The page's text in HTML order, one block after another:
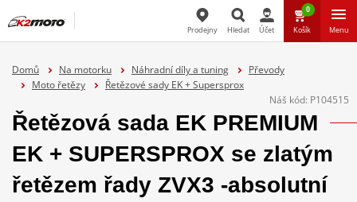
Prodejny Hledat Účet
0
Košík Menu
Domů Na motorku Náhradní díly a tuning
Převody
Moto řetězy
Řetězové sady EK + Supersprox
Náš kód: P104515
Řetězová sada EK PREMIUM
EK + SUPERSPROX se zlatým
řetězem řady ZVX3 -absolutní